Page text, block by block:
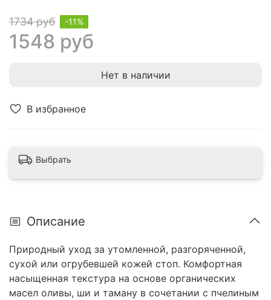
В избранное
1734 руб
1548 руб
-11%
Нет в наличии
Выбрать
Описание
Природный уход за утомленной, разгоряченной,
сухой или огрубевшей кожей стоп. Комфортная
насыщенная текстура на основе органических
масел оливы, ши и таману в сочетании с пчелиным